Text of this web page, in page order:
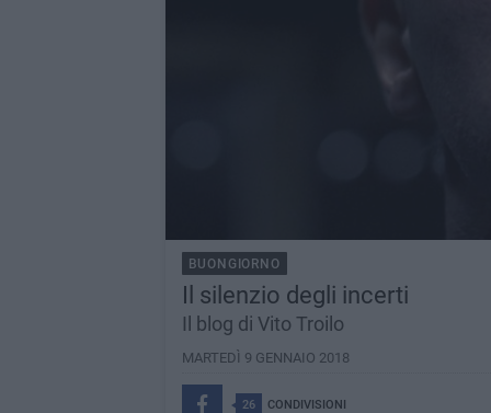
BUONGIORNO
Il silenzio degli incerti
Il blog di Vito Troilo
MARTEDÌ 9 GENNAIO 2018
26 CONDIVISIONI